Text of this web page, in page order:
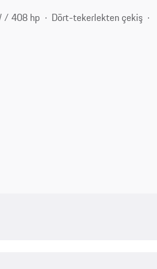
/ 408 hp
Dört-tekerlekten çekiş